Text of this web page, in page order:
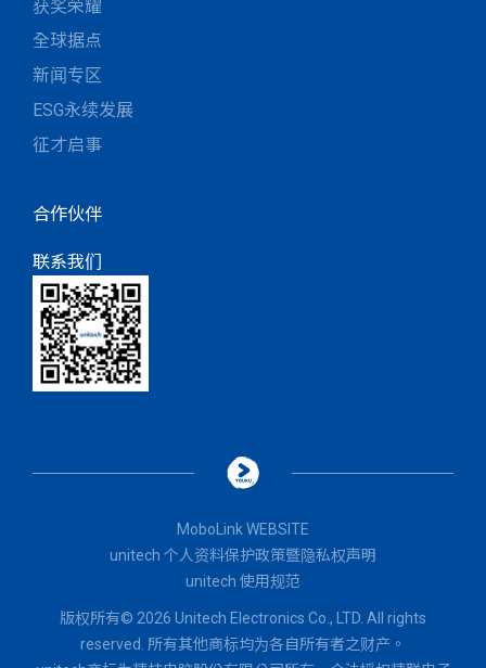
获奖荣耀
全球据点
新闻专区
ESG永续发展
征才启事
合作伙伴
联系我们
MoboLink WEBSITE
unitech 个人资料保护政策暨隐私权声明
unitech 使用规范
版权所有© 2026 Unitech Electronics Co., LTD. All rights
reserved. 所有其他商标均为各自所有者之财产。